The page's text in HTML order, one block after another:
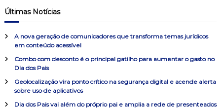
g
a
ç
ã
o
q
u
s
r
o
:
s
r
Últimas Notícias
A nova geração de comunicadores que transforma temas jurídicos
em conteúdo acessível
Combo com desconto é o principal gatilho para aumentar o gasto no
Dia dos Pais
Geolocalização vira ponto crítico na segurança digital e acende alerta
sobre uso de aplicativos
Dia dos Pais vai além do próprio pai e amplia a rede de presenteados